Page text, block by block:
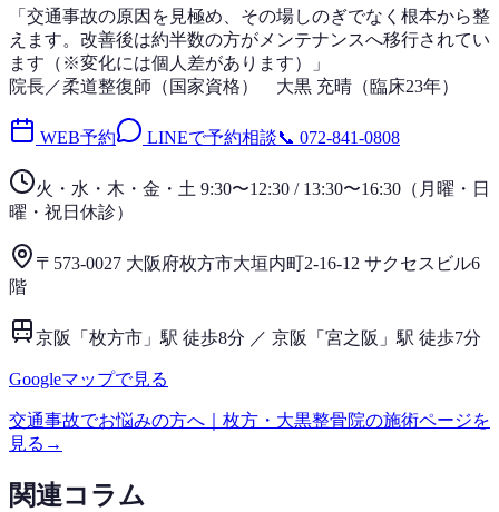
「 交通事故の原因を見極め、その場しのぎでなく根本から整
えます。改善後は約半数の方がメンテナンスへ移行されてい
ます（※変化には個人差があります）」
院長／柔道整復師（国家資格）
大黒 充晴 （臨床23年）
WEB予約 LINEで予約相談📞 072-841-0808
火・水・木・金・土 9:30〜12:30 / 13:30〜16:30 （ 月曜・日
曜・祝日 休診）
〒573-0027 大阪府枚方市大垣内町2-16-12 サクセスビル6
階
京阪「枚方市」駅 徒歩8分 ／ 京阪「宮之阪」駅 徒歩7分
Googleマップで見る
交通事故でお悩みの方へ｜枚方・大黒整骨院の施術ページを
見る →
関連コラム